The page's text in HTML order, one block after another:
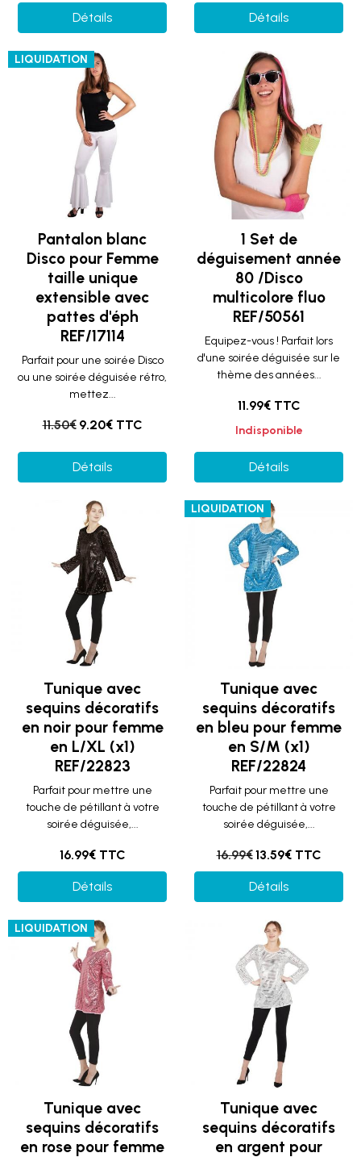
Détails Détails
LIQUIDATION
Pantalon blanc
Disco pour Femme
taille unique
extensible avec
pattes d'éph
REF/17114
Parfait pour une soirée Disco
ou une soirée déguisée rétro,
mettez...
11.50€ 9.20€ TTC
Détails
1 Set de
déguisement année
80 /Disco
multicolore fluo
REF/50561
Equipez-vous ! Parfait lors
d'une soirée déguisée sur le
thème des années...
11.99€ TTC
Indisponible
Détails
Tunique avec
sequins décoratifs
en noir pour femme
en L/XL (x1)
REF/22823
Parfait pour mettre une
touche de pétillant à votre
soirée déguisée,...
16.99€ TTC
Détails
LIQUIDATION
Tunique avec
sequins décoratifs
en bleu pour femme
en S/M (x1)
REF/22824
Parfait pour mettre une
touche de pétillant à votre
soirée déguisée,...
16.99€13.59€ TTC
Détails
LIQUIDATION
Tunique avec
sequins décoratifs
en rose pour femme
Tunique avec
sequins décoratifs
en argent pour